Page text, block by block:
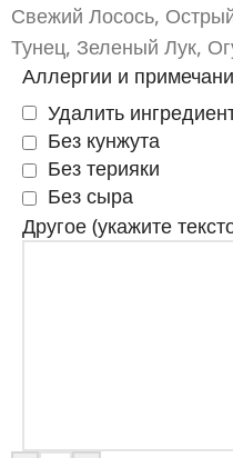
Свежий Лосось,
Тунец, Зеленый Лук,
Аллергии и
Удалить
Без кунжута
Без терияки
Без сыра
Другое (укажите